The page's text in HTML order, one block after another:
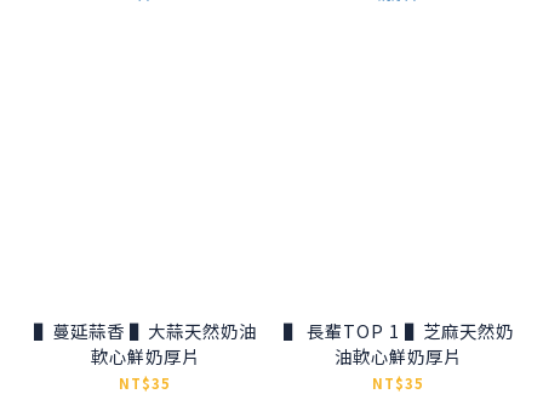
▌蔓延蒜香 ▌大蒜天然奶油
軟心鮮奶厚片
NT$35
▌ 長輩TOP 1 ▌芝麻天然奶
油軟心鮮奶厚片
NT$35